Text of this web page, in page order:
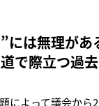
久保氏のもとで教
年5月市長
には無理が
で際立つ過
によって議会か